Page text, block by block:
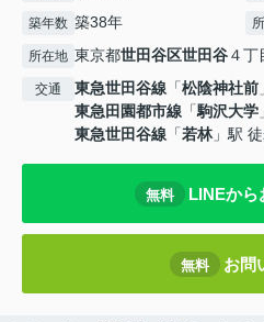
築年数 築38年
所在地 東京都世田谷区世田谷４丁
交通 東急世田谷線 「松陰神社前
東急田園都市線 「駒沢大学
東急世田谷線 「若林」駅
無料 LINEから
無料 お問